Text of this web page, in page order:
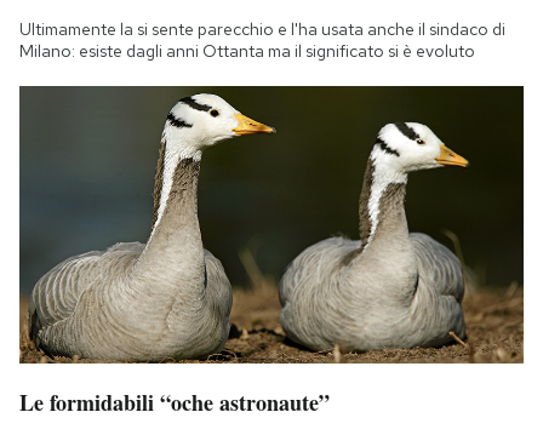
Ultimamente la si sente parecchio e l'ha usata anche il sindaco di
Milano: esiste dagli anni Ottanta ma il significato si è evoluto
Le formidabili “oche astronaute”